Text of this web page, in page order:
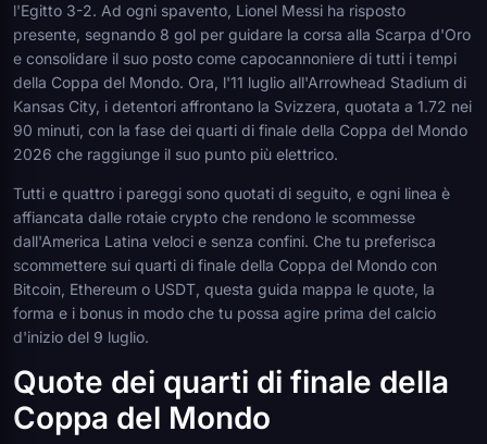
l'Egitto 3-2. Ad ogni spavento, Lionel Messi ha risposto
presente, segnando 8 gol per guidare la corsa alla Scarpa d'Oro
e consolidare il suo posto come capocannoniere di tutti i tempi
della Coppa del Mondo. Ora, l'11 luglio all'Arrowhead Stadium di
Kansas City, i detentori affrontano la Svizzera, quotata a 1.72 nei
90 minuti, con la fase dei quarti di finale della Coppa del Mondo
2026 che raggiunge il suo punto più elettrico.
Tutti e quattro i pareggi sono quotati di seguito, e ogni linea è
affiancata dalle rotaie crypto che rendono le scommesse
dall'America Latina veloci e senza confini. Che tu preferisca
scommettere sui quarti di finale della Coppa del Mondo con
Bitcoin, Ethereum o USDT, questa guida mappa le quote, la
forma e i bonus in modo che tu possa agire prima del calcio
d'inizio del 9 luglio.
Quote dei quarti di finale della
Coppa del Mondo